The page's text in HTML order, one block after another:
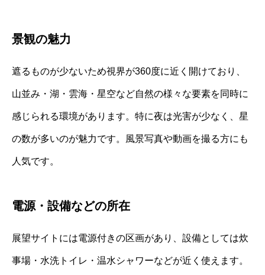
景観の魅力
遮るものが少ないため視界が360度に近く開けており、
山並み・湖・雲海・星空など自然の様々な要素を同時に
感じられる環境があります。特に夜は光害が少なく、星
の数が多いのが魅力です。風景写真や動画を撮る方にも
人気です。
電源・設備などの所在
展望サイトには電源付きの区画があり、設備としては炊
事場・水洗トイレ・温水シャワーなどが近く使えます。